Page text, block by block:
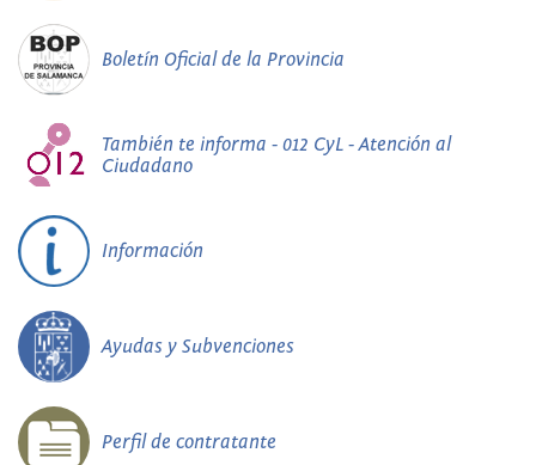
Boletín Oficial de la Provincia
También te informa - 012 CyL - Atención al
Ciudadano
Información
Ayudas y Subvenciones
Perfil de contratante